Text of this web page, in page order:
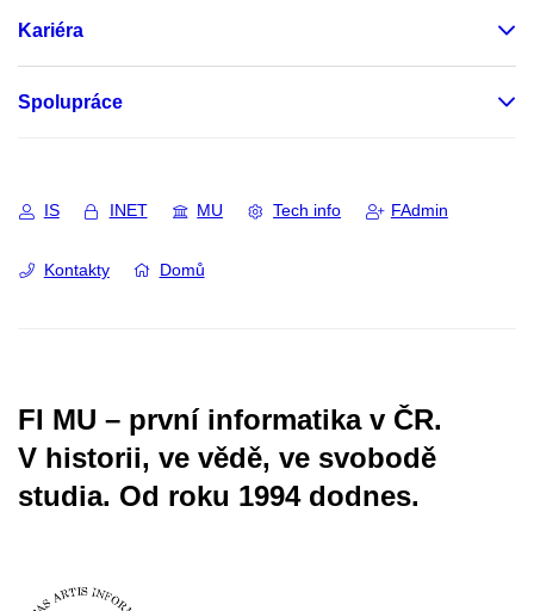
Kariéra
Spolupráce
IS INET MU Tech info FAdmin
Kontakty Domů
FI MU – první informatika v ČR.
V historii, ve vědě, ve svobodě
studia. Od roku 1994 dodnes.